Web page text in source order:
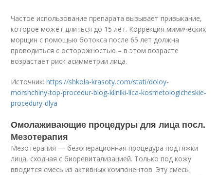
Частое использование препарата вызывает привыкание,
которое может длиться до 15 лет. Коррекция мимических
морщин с помощью ботокса после 65 лет должна
проводиться с осторожностью – в этом возрасте
возрастает риск асимметрии лица.
Источник:https://shkola-krasoty.com/stati/doloy-
morshchiny-top-procedur-blog-kliniki-lica-kosmetologicheskie-
procedury-dlya
Омолаживающие процедуры для лица посл.
Мезотерапия
Мезотерапия — безоперационная процедура подтяжки
лица, сходная с биоревитализацией. Только под кожу
вводится смесь из активных компонентов. Эту смесь